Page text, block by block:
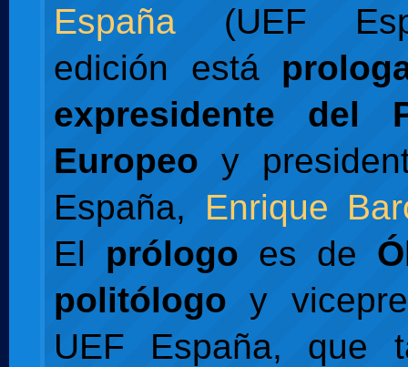
España(UEF
edición está
expresidente del
Europeo y
España, Enrique
El prólogo es de
politólogo y
UEF España, que